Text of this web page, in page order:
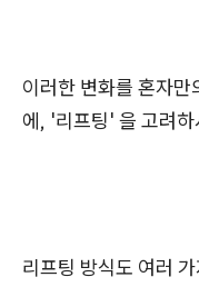
이러한 변화를 혼자
에, '리프팅' 을 고려하
리프팅 방식도 여러